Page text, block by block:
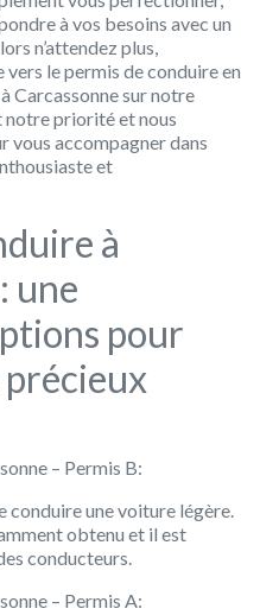
à vos besoins avec un
n’attendez plus,
le permis de conduire en
Carcassonne sur notre
notre priorité et nous
accompagner dans
et
à
une
pour
– Permis B:
conduire une voiture légère.
obtenu et il est
conducteurs.
– Permis A: